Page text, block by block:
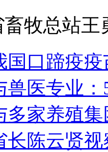
牧总站王
国口蹄疫
兽医专业
多家养殖
长陈云贤